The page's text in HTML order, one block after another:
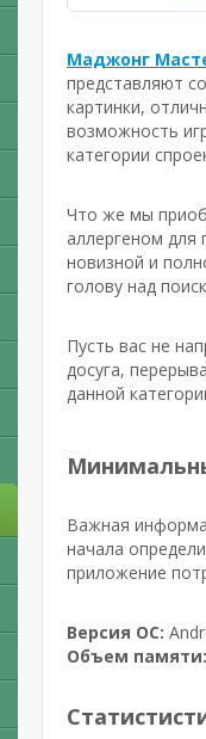
Маджонг
представляют
картинки,
возможность
категории
Что же мы
аллергеном для
новизной и
голову над
Пусть вас не
досуга,
данной
Важная
начала
приложение
Версия ОС:
Объем памяти: